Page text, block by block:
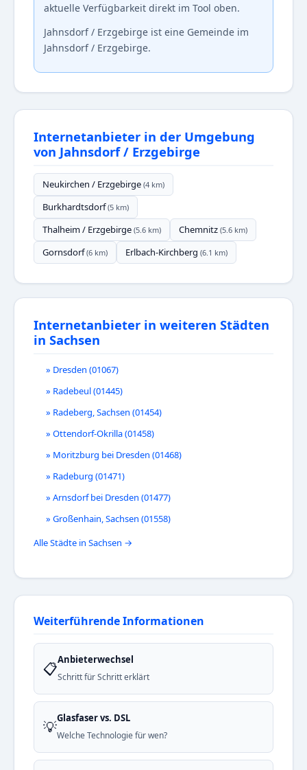
aktuelle Verfügbarkeit direkt im Tool oben.
Jahnsdorf / Erzgebirge ist eine Gemeinde im
Jahnsdorf / Erzgebirge.
Internetanbieter in der Umgebung
von Jahnsdorf / Erzgebirge
Neukirchen / Erzgebirge (4 km)
Burkhardtsdorf(5 km)
Thalheim / Erzgebirge (5.6 km) Chemnitz (5.6 km)
Gornsdorf(6 km) Erlbach-Kirchberg (6.1 km)
Internetanbieter in weiteren Städten
in Sachsen
» Dresden (01067)
» Radebeul (01445)
» Radeberg, Sachsen (01454)
» Ottendorf-Okrilla (01458)
» Moritzburg bei Dresden (01468)
» Radeburg (01471)
» Arnsdorf bei Dresden (01477)
» Großenhain, Sachsen (01558)
Alle Städte in Sachsen →
Weiterführende Informationen
📋Anbieterwechsel
Schritt für Schritt erklärt
💡Glasfaser vs. DSL
Welche Technologie für wen?